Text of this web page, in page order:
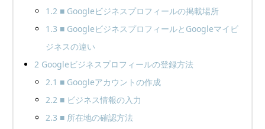
1.2■ Googleビジネスプロフィールの掲載場所
1.3 ■ GoogleビジネスプロフィールとGoogleマイビ
ジネスの違い
2 Googleビジネスプロフィールの登録方法
2.1 ■ Googleアカウントの作成
2.2■ ビジネス情報の入力
2.3 ■ 所在地の確認方法